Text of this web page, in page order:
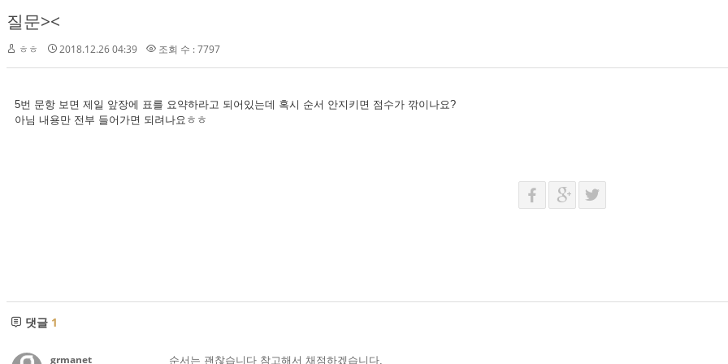
질문><
ㅎㅎ 2018.12.26 04:39 조회 수 : 7797
5번 문항 보면 제일 앞장에 표를 요약하라고 되어있는데 혹시 순서 안지키면 점수가 깎이나요?
아님 내용만 전부 들어가면 되려나요ㅎㅎ
댓글 1
grmanet 순서는 괜찮습니다 참고해서 채점하겠습니다.